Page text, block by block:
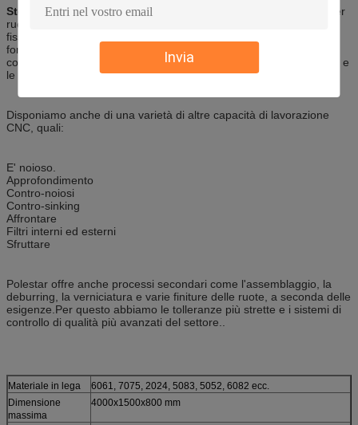
Invia
Sto girando.Le operazioni di tornitura CNC utilizzano un tornio per
ruotare il pezzo a un'alta velocità di rotazione, mentre gli utensili
fissi vengono applicati alla sua superficie per tagliare e dare
forma.possiamo accogliere una varietà di processi di tornitura,
comprese le curve di contorno, le curve coniche, le curve di forma e
le curve rettilinee.
Disponiamo anche di una varietà di altre capacità di lavorazione
CNC, quali:
E' noioso.
Approfondimento
Contro-noiosi
Contro-sinking
Affrontare
Filtri interni ed esterni
Sfruttare
Polestar offre anche processi secondari come l'assemblaggio, la
deburring, la verniciatura e varie finiture delle ruote, a seconda delle
esigenze.Per questo abbiamo le tolleranze più strette e i sistemi di
controllo di qualità più avanzati del settore..
Materiale in lega
6061, 7075, 2024, 5083, 5052, 6082 ecc.
Dimensione
massima
4000x1500x800 mm